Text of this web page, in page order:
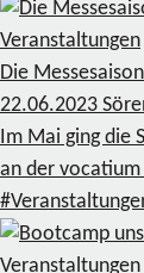
Veranstaltungen
Die
22.06.2023
Im Mai ging die
an der
Veranstaltungen